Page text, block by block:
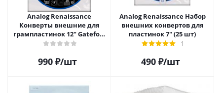
Analog Renaissance
Конверты внешние для
грампластинок 12" Gatefold
(25 шт)
990 ₽/шт
Analog Renaissance Набор
внешних конвертов для
пластинок 7" (25 шт)
1
490 ₽/шт